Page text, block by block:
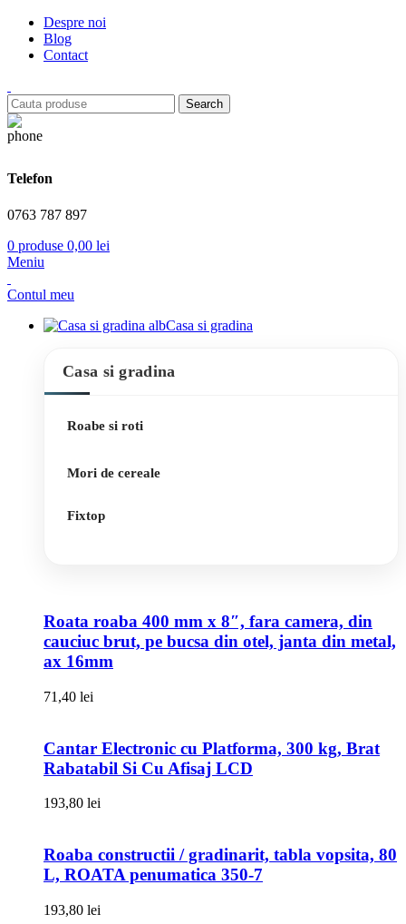
Despre noi
Blog
Contact
Search
Telefon
0763 787 897
0 produse 0,00 lei
Meniu
Contul meu
Casa si gradina
Casa si gradina
Roabe si roti
Mori de cereale
Fixtop
Roata roaba 400 mm x 8″, fara camera, din
cauciuc brut, pe bucsa din otel, janta din metal,
ax 16mm
71,40 lei
Cantar Electronic cu Platforma, 300 kg, Brat
Rabatabil Si Cu Afisaj LCD
193,80 lei
Roaba constructii / gradinarit, tabla vopsita, 80
L, ROATA penumatica 350-7
193,80 lei